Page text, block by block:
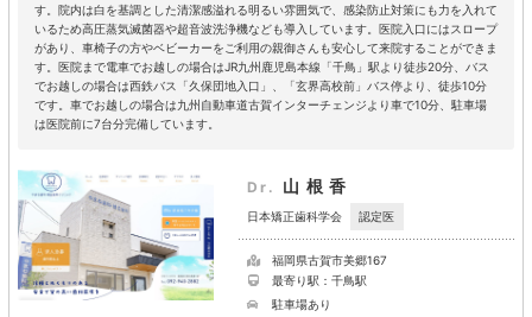
す。院内は白を基調とした清潔感溢れる明るい雰囲気で、感染防止対策にも力を入れて
いるため高圧蒸気滅菌器や超音波洗浄機なども導入しています。医院入口にはスロープ
があり、車椅子の方やベビーカーをご利用の親御さんも安心して来院することができま
す。医院まで電車でお越しの場合はJR九州鹿児島本線「千鳥」駅より徒歩20分、バス
でお越しの場合は西鉄バス「久保団地入口」、「玄界高校前」バス停より、徒歩10分
です。車でお越しの場合は九州自動車道古賀インターチェンジより車で10分、駐車場
は医院前に7台分完備しています。
Dr. 山根香
日本矯正歯科学会 認定医
福岡県古賀市美郷167
最寄り駅：千鳥駅
駐車場あり